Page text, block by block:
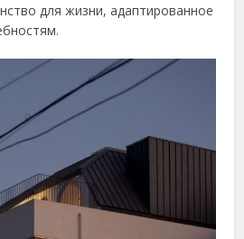
для жизни, адаптированное